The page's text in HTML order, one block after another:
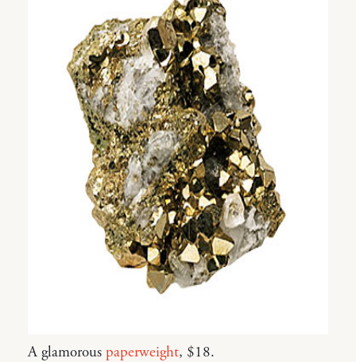
A glamorous paperweight, $18.